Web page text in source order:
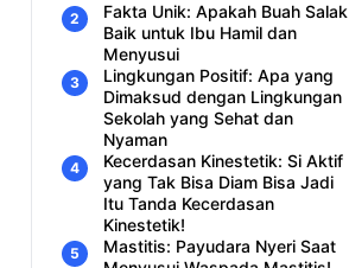
Fakta Unik: Apakah Buah Salak
Baik untuk Ibu Hamil dan
Menyusui
Lingkungan Positif: Apa yang
Dimaksud dengan Lingkungan
Sekolah yang Sehat dan
Nyaman
Kecerdasan Kinestetik: Si Aktif
yang Tak Bisa Diam Bisa Jadi
Itu Tanda Kecerdasan
Kinestetik!
Mastitis: Payudara Nyeri Saat